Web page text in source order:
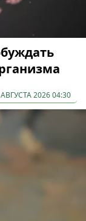
2026 04:30